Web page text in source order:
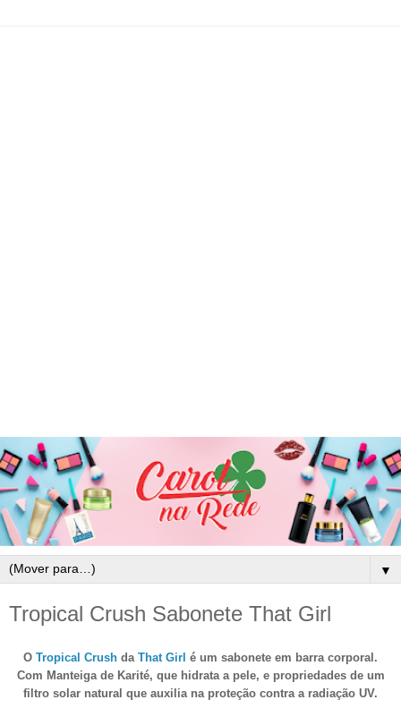
▼
Tropical Crush Sabonete That Girl
O Tropical Crush da That Girl é um sabonete em barra corporal.
Com Manteiga de Karité, que hidrata a pele, e propriedades de um
filtro solar natural que auxilia na proteção contra a radiação UV.